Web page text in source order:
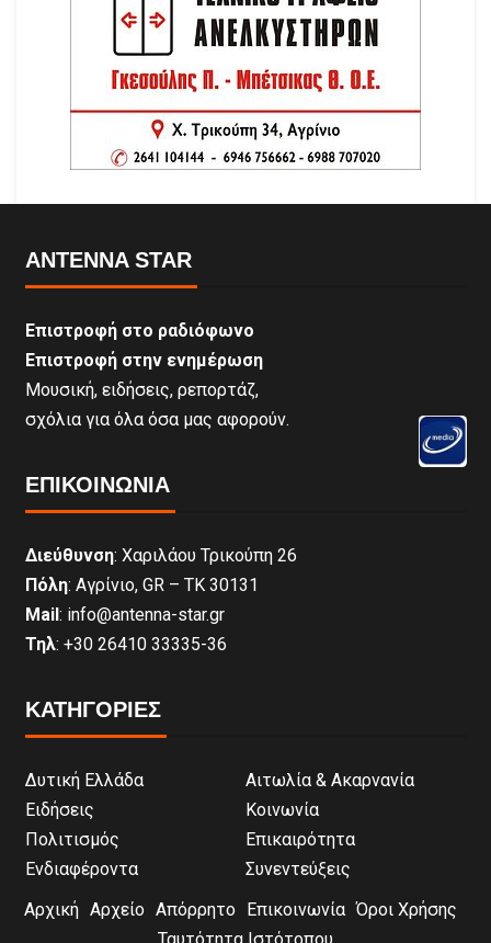
ANTENNA STAR
Επιστροφή στο ραδιόφωνο
Επιστροφή στην ενημέρωση
Μουσική, ειδήσεις, ρεπορτάζ,
σχόλια για όλα όσα μας αφορούν.
ΕΠΙΚΟΙΝΩΝΊΑ
Διεύθυνση: Χαριλάου Τρικούπη 26
Πόλη: Αγρίνιο, GR – ΤΚ 30131
Mail : info@antenna-star.gr
Τηλ: +30 26410 33335-36
ΚΑΤΗΓΟΡΙΕΣ
Δυτική Ελλάδα
Αιτωλία & Ακαρνανία
Ειδήσεις
Κοινωνία
Πολιτισμός
Επικαιρότητα
Ενδιαφέροντα
Συνεντεύξεις
Αρχική Αρχείο Απόρρητο Επικοινωνία Όροι Χρήσης